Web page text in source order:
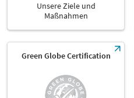
Unsere Ziele und
Maßnahmen
Green Globe Certification